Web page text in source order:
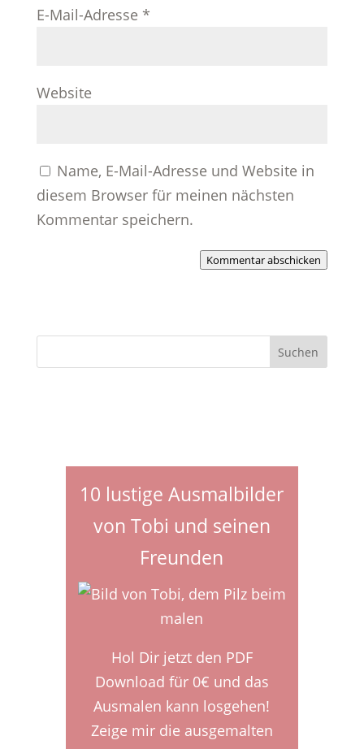
E-Mail-Adresse *
Website
Name, E-Mail-Adresse und Website in
diesem Browser für meinen nächsten
Kommentar speichern.
Kommentar abschicken
10 lustige Ausmalbilder
von Tobi und seinen
Freunden
Hol Dir jetzt den PDF
Download für 0€ und das
Ausmalen kann losgehen!
Zeige mir die ausgemalten